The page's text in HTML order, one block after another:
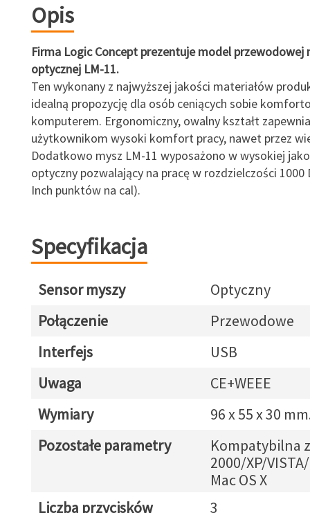
Opis
Firma Logic Concept prezentuje model przewodowej
optycznej LM-11.
Ten wykonany z najwyższej jakości materiałów
idealną propozycję dla osób ceniących sobie
komputerem. Ergonomiczny, owalny kształt zapewnia
użytkownikom wysoki komfort pracy, nawet przez
Dodatkowo mysz LM-11 wyposażono w wysokiej
optyczny pozwalający na pracę w rozdzielczości 1000
Inch punktów na cal).
Specyfikacja
Sensor myszy
Optyczny
Połączenie
Przewodowe
Interfejs
USB
Uwaga
CE+WEEE
Wymiary
96 x 55 x 30
Pozostałe parametry
Kompatybilna
2000/XP/
Mac OS X
Liczba przycisków
3